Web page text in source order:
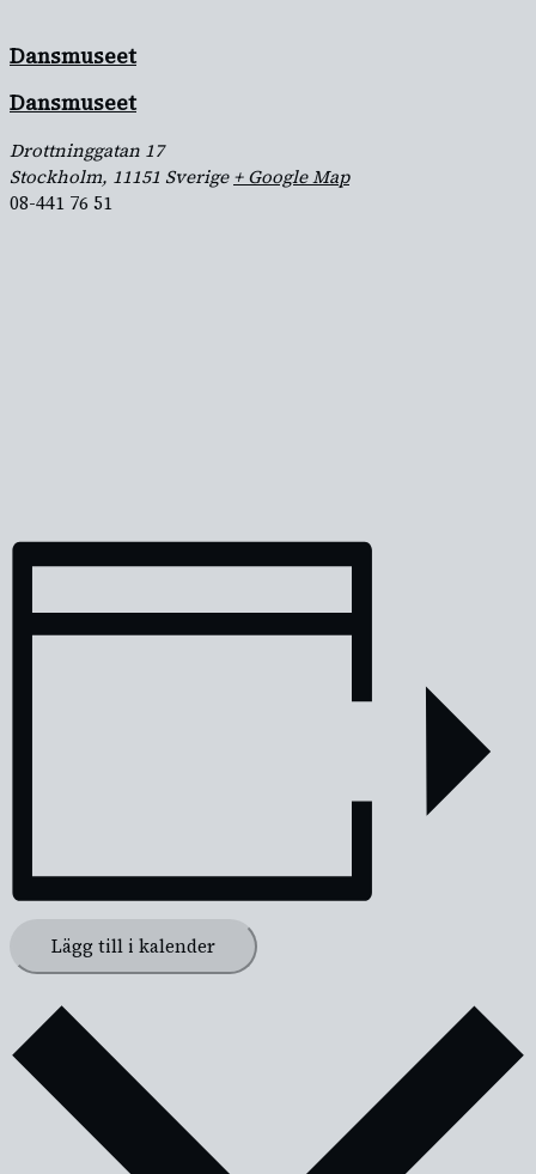
Dansmuseet
Dansmuseet
Drottninggatan 17
Stockholm, 11151 Sverige + Google Map
08-441 76 51
Lägg till i kalender